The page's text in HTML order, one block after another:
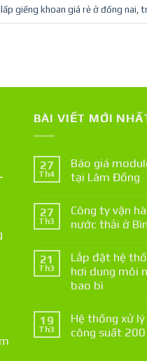
giếng khoan giá rẻ ở đồng nai,
BÀI VIẾT MỚI
27
Th4
Báo giá
tại Lâm Đồng
27
Th3
Công ty vận
nước thải ở
21
Th3
Lắp đặt hệ
hơi dung môi
bao bì
19
Th3
Hệ thống xử
công suất